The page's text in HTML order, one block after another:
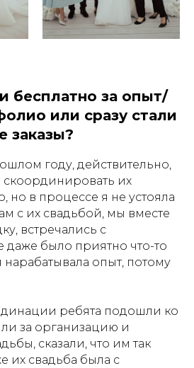
бесплатно за опыт/
или сразу стали
заказы?
году, действительно,
их
но в процессе я не устояла
с их свадьбой, мы вместе
встречались с
было приятно что-то
нарабатывала опыт, потому
ребята подошли ко
за организацию и
сказали, что им так
их свадьба была с